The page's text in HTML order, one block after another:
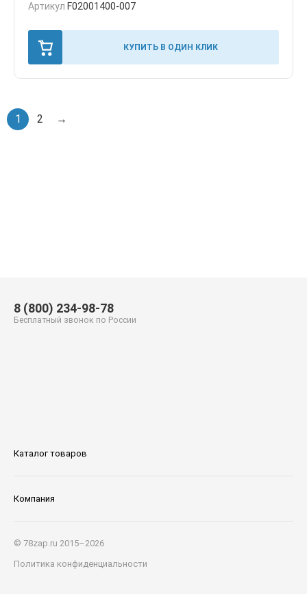
Артикул F02001400-007
КУПИТЬ В ОДИН КЛИК
1 2 →
Каталог товаров
Компания
8 (800) 234-98-78
Бесплатный звонок по России
© 78zap.ru 2015–2026
Политика конфиденциальности